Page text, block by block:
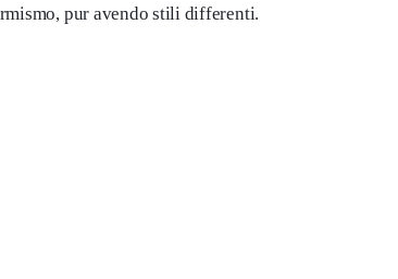
pur avendo stili differenti.